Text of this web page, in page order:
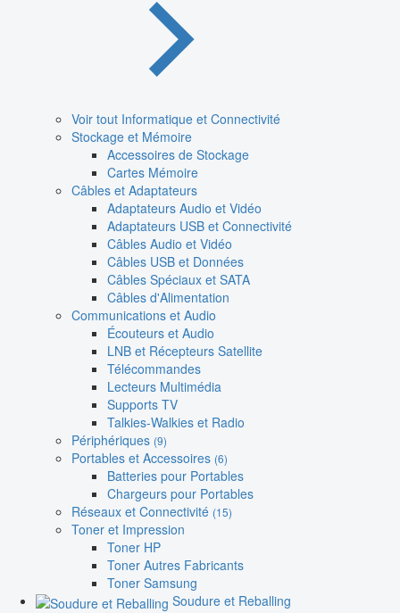
Voir tout Informatique et Connectivité
Stockage et Mémoire
Accessoires de Stockage
Cartes Mémoire
Câbles et Adaptateurs
Adaptateurs Audio et Vidéo
Adaptateurs USB et Connectivité
Câbles Audio et Vidéo
Câbles USB et Données
Câbles Spéciaux et SATA
Câbles d'Alimentation
Communications et Audio
Écouteurs et Audio
LNB et Récepteurs Satellite
Télécommandes
Lecteurs Multimédia
Supports TV
Talkies-Walkies et Radio
Périphériques (9)
Portables et Accessoires (6)
Batteries pour Portables
Chargeurs pour Portables
Réseaux et Connectivité (15)
Toner et Impression
Toner HP
Toner Autres Fabricants
Toner Samsung
Soudure et Reballing